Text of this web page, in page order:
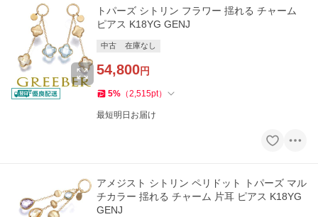
トパーズ シトリン フラワー 揺れる チャーム
ピアス K18YG GENJ
中古 在庫なし
54,800円
5% （2,515pt）
最短明日お届け
アメジスト シトリン ペリドット トパーズ マル
チカラー 揺れる チャーム 片耳 ピアス K18YG
GENJ